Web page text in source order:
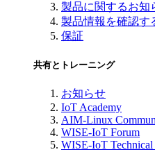
製品に関するお知
製品情報を確認す
保証
共有とトレーニング
お知らせ
IoT Academy
AIM-Linux
WISE-IoT Forum
WISE-IoT